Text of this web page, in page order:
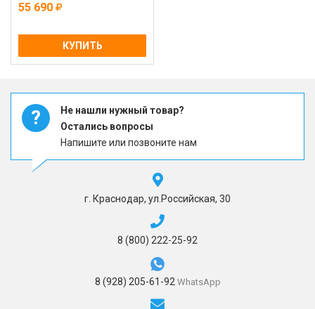
55 690
КУПИТЬ
?
Не нашли нужный товар?
Остались вопросы
Напишите или позвоните нам
г. Краснодар, ул.Российская, 30
8 (800) 222-25-92
8 (928) 205-61-92 WhatsApp